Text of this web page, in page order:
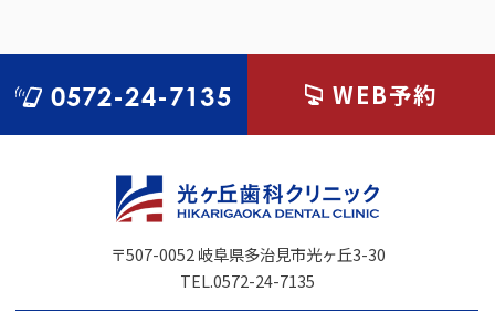
0572-24-7135 WEB予約
〒507-0052 岐阜県多治見市光ヶ丘3-30
TEL.0572-24-7135